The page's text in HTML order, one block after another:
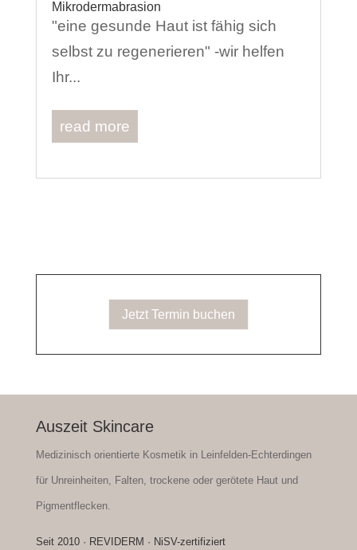
Mikrodermabrasion
"eine gesunde Haut ist fähig sich
selbst zu regenerieren" -wir helfen
Ihr...
read more
Jetzt Termin buchen
Auszeit Skincare
Medizinisch orientierte Kosmetik in Leinfelden-Echterdingen
für Unreinheiten, Falten, trockene oder gerötete Haut und
Pigmentflecken.
Seit 2010 · REVIDERM · NiSV-zertifiziert